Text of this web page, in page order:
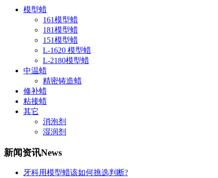
模型蜡
161模型蜡
181模型蜡
151模型蜡
L-1620 模型蜡
L-2180模型蜡
中温蜡
精密铸造蜡
修补蜡
粘接蜡
其它
消泡剂
湿润剂
新闻资讯News
牙科用模型蜡该如何挑选判断?